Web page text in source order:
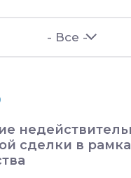
- Все -
сделки в